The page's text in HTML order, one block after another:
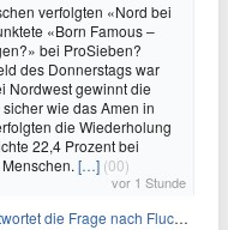
verfolgten «Nord bei
«Born Famous –
bei ProSieben?
des Donnerstags war
Nordwest gewinnt die
wie das Amen in
die Wiederholung
22,4 Prozent bei
[…] (00)
vor 1 Stunde
Frage nach Fluch oder Segen